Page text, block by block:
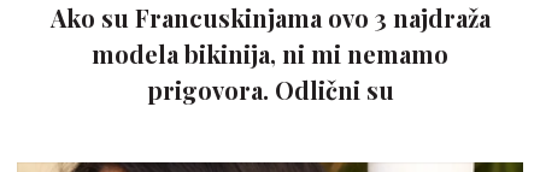
Ako su Francuskinjama ovo 3 najdraža
modela bikinija, ni mi nemamo
prigovora. Odlični su